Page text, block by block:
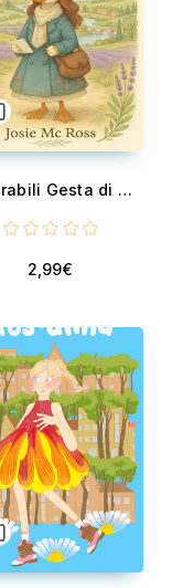
Le Mirabili Gesta di Mantiuska
2,99€